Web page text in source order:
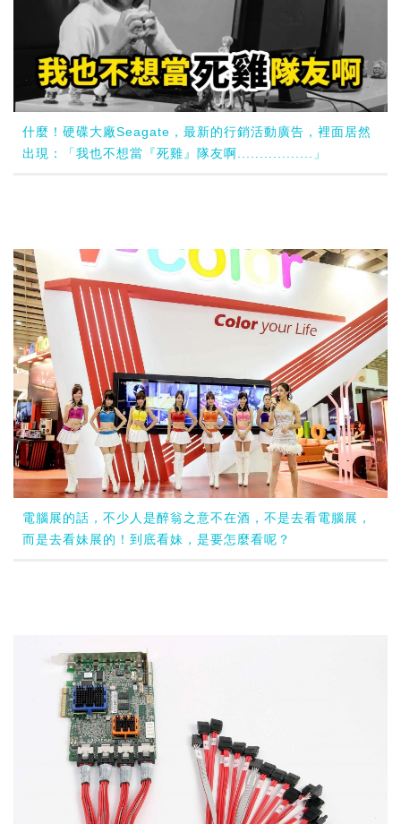
什麼！硬碟大廠Seagate，最新的行銷活動廣告，裡面居然
出現：「我也不想當『死雞』隊友啊.................」
電腦展的話，不少人是醉翁之意不在酒，不是去看電腦展，
而是去看妹展的！到底看妹，是要怎麼看呢？